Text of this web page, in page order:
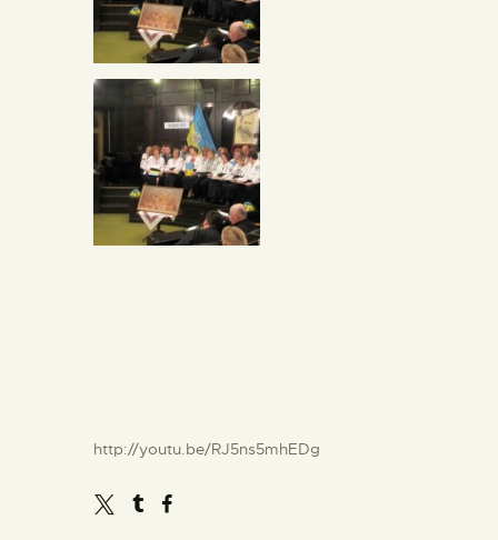
http://youtu.be/RJ5ns5mhEDg